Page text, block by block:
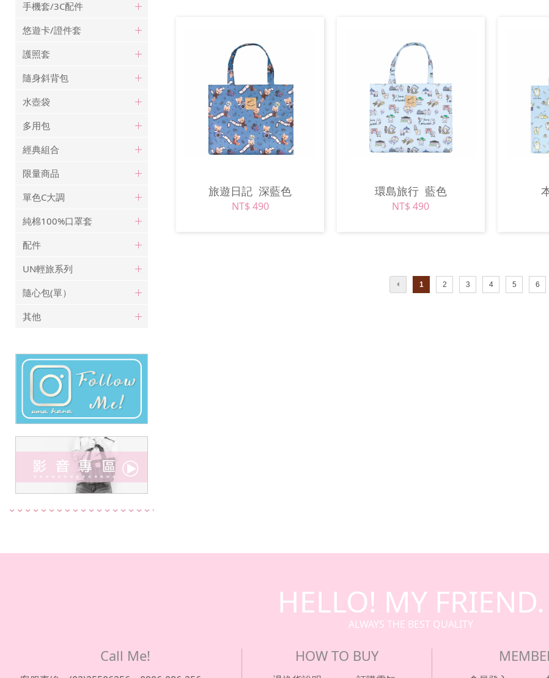
手機套/3C配件
悠遊卡/證件套
護照套
隨身斜背包
水壺袋
多用包
經典組合
限量商品
單色C大調
純棉100%口罩套
配件
UN輕旅系列
隨心包(單）
其他
旅遊日記深藍色
NT$ 490
環島旅行 藍色
NT$ 490
1 2 3 4 5 6
HELLO! MY FRIEND.
ALWAYS THE BEST QUALITY
Call Me! HOW TO BUY